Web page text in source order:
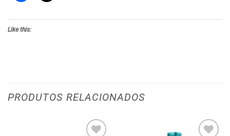
Like this:
PRODUTOS RELACIONADOS